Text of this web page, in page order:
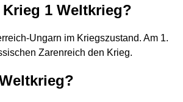
1 Weltkrieg?
Ungarn im Kriegszustand. Am 1.
Zarenreich den Krieg.